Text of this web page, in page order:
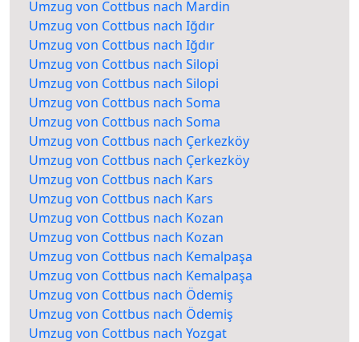
Umzug von Cottbus nach Mardin
Umzug von Cottbus nach Iğdır
Umzug von Cottbus nach Iğdır
Umzug von Cottbus nach Silopi
Umzug von Cottbus nach Silopi
Umzug von Cottbus nach Soma
Umzug von Cottbus nach Soma
Umzug von Cottbus nach Çerkezköy
Umzug von Cottbus nach Çerkezköy
Umzug von Cottbus nach Kars
Umzug von Cottbus nach Kars
Umzug von Cottbus nach Kozan
Umzug von Cottbus nach Kozan
Umzug von Cottbus nach Kemalpaşa
Umzug von Cottbus nach Kemalpaşa
Umzug von Cottbus nach Ödemiş
Umzug von Cottbus nach Ödemiş
Umzug von Cottbus nach Yozgat